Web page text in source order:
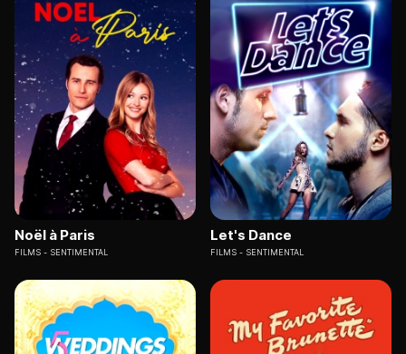
Noël à Paris
FILMS SENTIMENTAL
Let's Dance
FILMS SENTIMENTAL